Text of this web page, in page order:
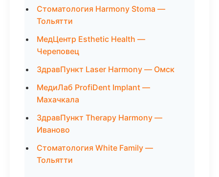
Стоматология Harmony Stoma —
Тольятти
МедЦентр Esthetic Health —
Череповец
ЗдравПункт Laser Harmony — Омск
МедиЛаб ProfiDent Implant —
Махачкала
ЗдравПункт Therapy Harmony —
Иваново
Стоматология White Family —
Тольятти